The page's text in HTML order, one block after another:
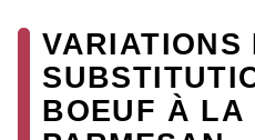
VARIATIONS
BOEUF À LA